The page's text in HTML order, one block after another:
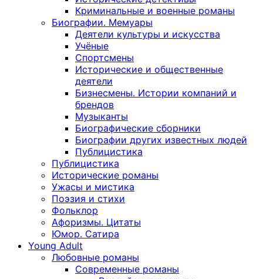
Криминальные и военные романы
Биографии. Мемуары
Деятели культуры и искусства
Учёные
Спортсмены
Исторические и общественные
деятели
Бизнесмены. Истории компаний и
брендов
Музыканты
Биографические сборники
Биографии других известных людей
Публицистика
Публицистика
Исторические романы
Ужасы и мистика
Поэзия и стихи
Фольклор
Афоризмы. Цитаты
Юмор. Сатира
Young Adult
Любовные романы
Современные романы